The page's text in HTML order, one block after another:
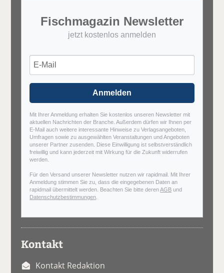
Fischmagazin Newsletter
jetzt kostenlos anmelden
Anmelden
Mit Ihrer Anmeldung erhalten Sie kostenlos unseren Newsletter mit
aktuellen Nachrichten der Branche. Außerdem dürfen wir Ihnen per
E-Mail auch weitere interessante Hinweise zu Verlagsangeboten,
Umfragen sowie zu ausgewählten Veranstaltungen und Angeboten
unserer Partner zusenden. Diese Einwilligung ist selbstverständlich
freiwillig und kann jederzeit mit Wirkung für die Zukunft widerrufen
werden.
Für den Versand unserer Newsletter nutzen wir rapidmail. Mit Ihrer
Anmeldung stimmen Sie zu, dass die eingegebenen Daten an
rapidmail übermittelt werden. Beachten Sie bitte derenAGB und
Datenschutzbestimmungen
Kontakt
Kontakt Redaktion